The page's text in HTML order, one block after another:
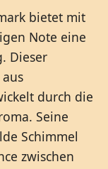
bietet mit
Note eine
Dieser
durch die
Seine
Schimmel
zwischen